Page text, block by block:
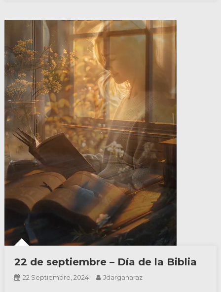
22 de septiembre – Día de la Biblia
22 Septiembre, 2024 Jdarganaraz